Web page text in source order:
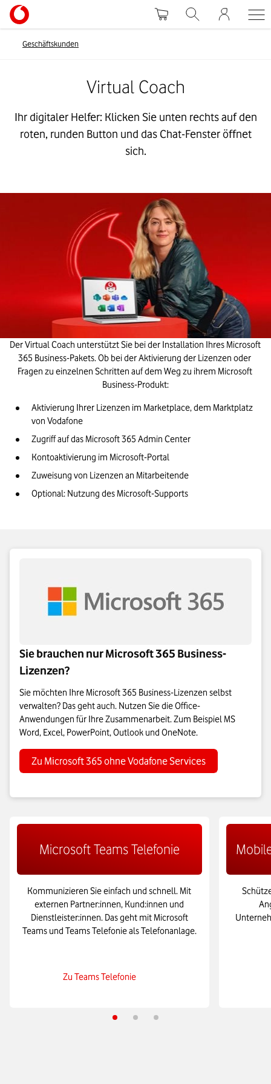
Geschäftskunden
Virtual Coach
Ihr digitaler Helfer: Klicken Sie unten rechts auf den
roten, runden Button und das Chat-Fenster öffnet
sich.
Der Virtual Coach unterstützt Sie bei der Installation Ihres Microsoft
365 Business-Pakets. Ob bei der Aktivierung der Lizenzen oder
Fragen zu einzelnen Schritten auf dem Weg zu ihrem Microsoft
Business-Produkt:
Aktivierung Ihrer Lizenzen im Marketplace, dem Marktplatz
von Vodafone
Zugriff auf das Microsoft 365 Admin Center
Kontoaktivierung im Microsoft-Portal
Zuweisung von Lizenzen an Mitarbeitende
Optional: Nutzung des Microsoft-Supports
Sie brauchen nur Microsoft 365 Business-
Lizenzen?
Sie möchten Ihre Microsoft 365 Business-Lizenzen selbst
verwalten? Das geht auch. Nutzen Sie die Office-
Anwendungen für Ihre Zusammenarbeit. Zum Beispiel MS
Word, Excel, PowerPoint, Outlook und OneNote.
Zu Microsoft 365 ohne Vodafone Services
Microsoft Teams Telefonie
Kommunizieren Sie einfach und schnell. Mit
externen Partner:innen, Kund:innen und
Dienstleister:innen. Das geht mit Microsoft
Teams und Teams Telefonie als Telefonanlage.
Zu Teams Telefonie